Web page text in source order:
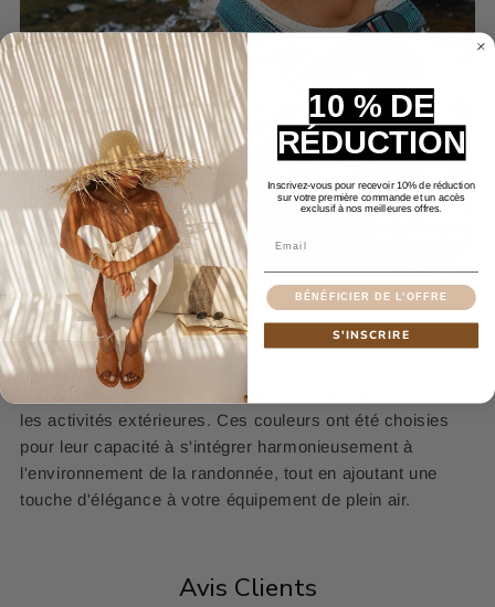
Harmonie de Couleurs
La combinaison de beige et de vert confère à ces
sandales sports femme
un look naturel et frais, idéal pour
les activités extérieures. Ces couleurs ont été choisies
pour leur capacité à s'intégrer harmonieusement à
l'environnement de la randonnée, tout en ajoutant une
touche d'élégance à votre équipement de plein air.
Avis Clients
10 % DE
RÉDUCTION
Inscrivez-vous pour recevoir 10% de réduction
sur votre première commande et un accès
exclusif à nos meilleures offres.
BÉNÉFICIER DE L'OFFRE
S'INSCRIRE